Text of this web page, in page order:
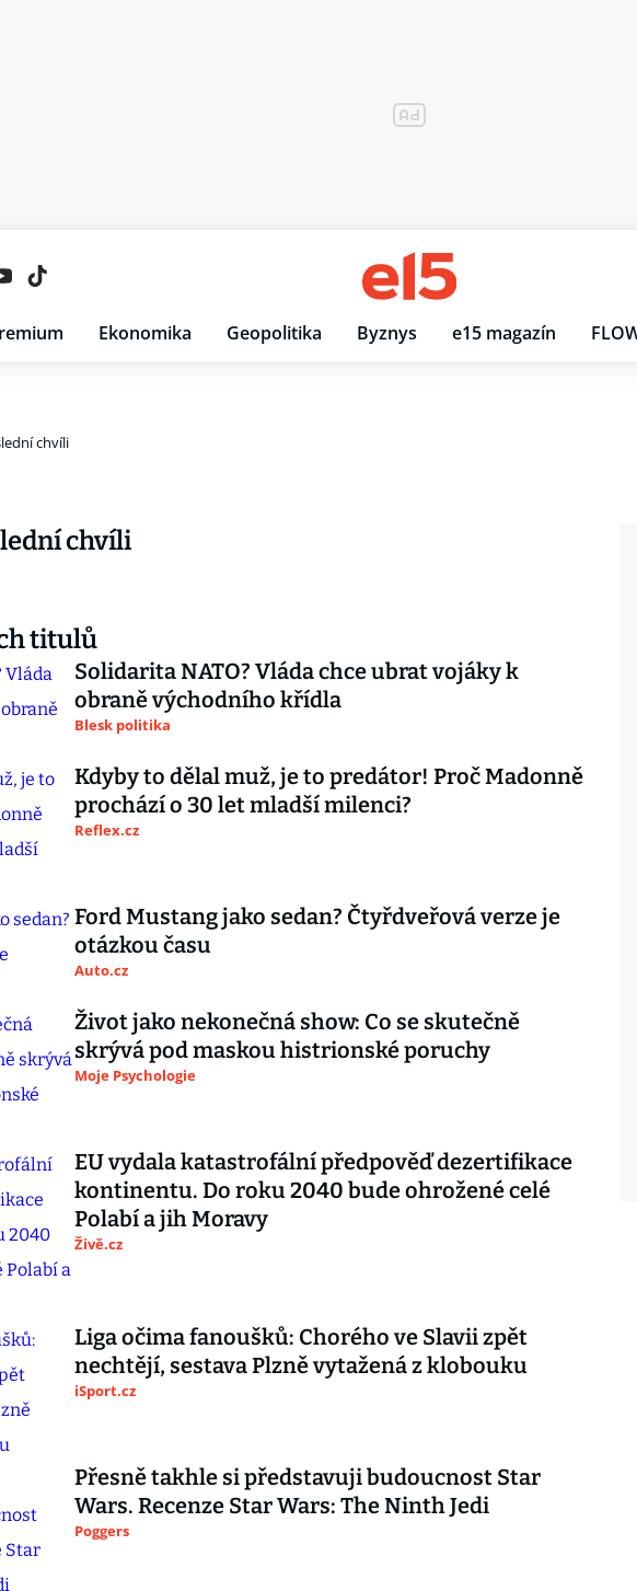
Ekonomika Geopolitika Byznys e15 magazín
chvíli
chvíli
titulů
Solidarita NATO? Vláda chce ubrat vojáky k
obraně východního křídla
Blesk politika
Kdyby to dělal muž, je to predátor! Proč Madonně
prochází o 30 let mladší milenci?
Reflex.cz
Ford Mustang jako sedan? Čtyřdveřová verze je
otázkou času
Auto.cz
Život jako nekonečná show: Co se skutečně
skrývá pod maskou histrionské poruchy
Moje Psychologie
EU vydala katastrofální předpověď dezertifikace
kontinentu. Do roku 2040 bude ohrožené celé
Polabí a jih Moravy
Živě.cz
Liga očima fanoušků: Chorého ve Slavii zpět
nechtějí, sestava Plzně vytažená z klobouku
iSport.cz
Přesně takhle si představuji budoucnost Star
Wars. Recenze Star Wars: The Ninth Jedi
Poggers